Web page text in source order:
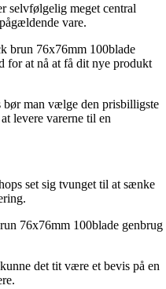
selvfølgelig meget central
vare.
brun 76x76mm 100blade
for at nå at få dit nye produkt
bør man vælge den prisbilligste
levere varerne til en
set sig tvunget til at sænke
76x76mm 100blade genbrug
det tit være et bevis på en